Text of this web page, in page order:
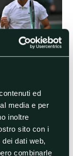
ed
media e per
inoltre
sito con i
dati web,
combinarle
Musetti vola ai